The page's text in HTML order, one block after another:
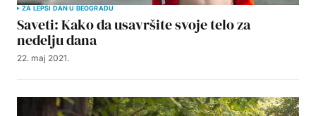
ZA LEPŠI DAN U BEOGRADU
Saveti: Kako da usavršite svoje telo za
nedelju dana
22. maj 2021.